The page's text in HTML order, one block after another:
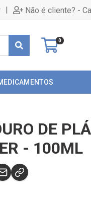
| Não é cliente? -
0
DE
- 100ML